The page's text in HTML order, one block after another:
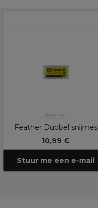
Feather
Feather Dubbel snijmes
10,99 €
Stuur me een e-mail